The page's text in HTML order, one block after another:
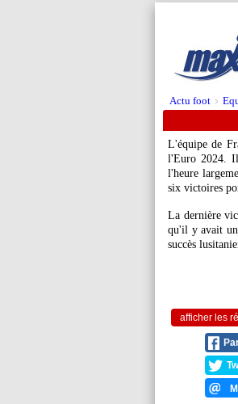
Actu foot >
L'équipe de
l'Euro 2024.
l'heure
six victoires
La dernière
qu'il y avait un
succès
afficher les